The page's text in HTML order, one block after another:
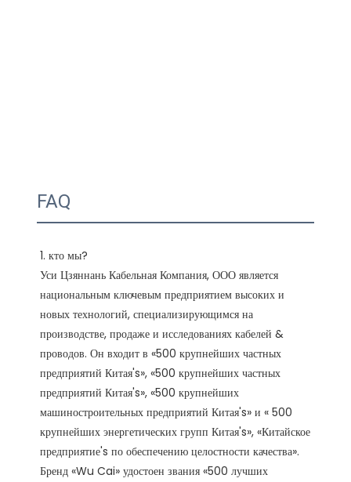
FAQ
1. кто мы?
Уси Цзяннань Кабельная Компания, ООО является
национальным ключевым предприятием высоких и
новых технологий, специализирующимся на
производстве, продаже и исследованиях кабелей &
проводов. Он входит в «500 крупнейших частных
предприятий Китая's», «500 крупнейших частных
предприятий Китая's», «500 крупнейших
машиностроительных предприятий Китая's» и « 500
крупнейших энергетических групп Китая's», «Китайское
предприятие's по обеспечению целостности качества».
Бренд «Wu Cai» удостоен звания «500 лучших